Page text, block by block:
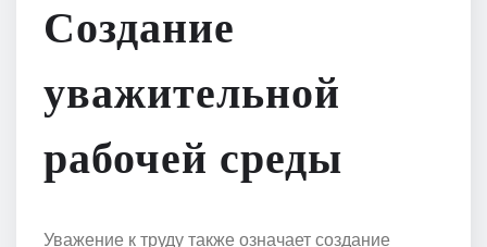
Создание
уважительной
рабочей среды
Уважение к труду также означает создание